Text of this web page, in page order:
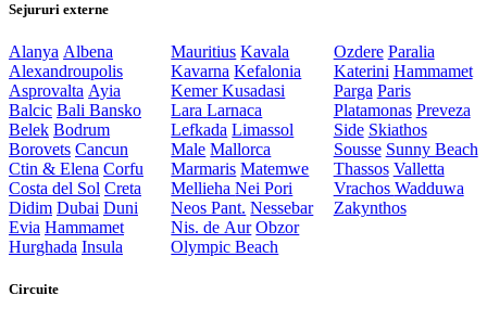
Sejururi externe
Alanya Albena
Alexandroupolis
Asprovalta Ayia
Balcic Bali Bansko
Belek Bodrum
Borovets Cancun
Ctin & Elena Corfu
Costa del Sol Creta
Didim Dubai Duni
Evia Hammamet
Hurghada Insula
Mauritius Kavala
Kavarna Kefalonia
KemerKusadasi
LaraLarnaca
Lefkada Limassol
Male Mallorca
Marmaris Matemwe
MelliehaNei Pori
Neos Pant. Nessebar
Nis. de Aur Obzor
Olympic Beach
Ozdere Paralia
Katerini Hammamet
Parga Paris
Platamonas Preveza
Side Skiathos
Sousse Sunny Beach
Thassos Valletta
Vrachos Wadduwa
Zakynthos
Circuite